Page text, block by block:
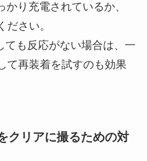
り充電されているか、
さい。
ても反応がない場合は、一
て再装着を試すのも効果
クリアに撮るための対